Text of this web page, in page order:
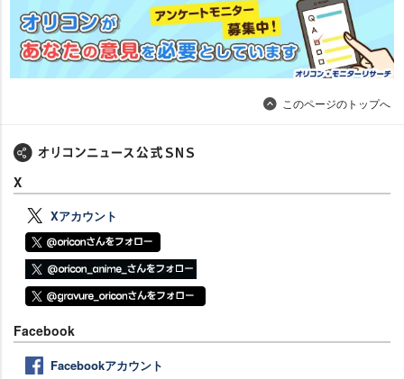
このページのトップへ
X
Xアカウント
Facebook
Facebookアカウント